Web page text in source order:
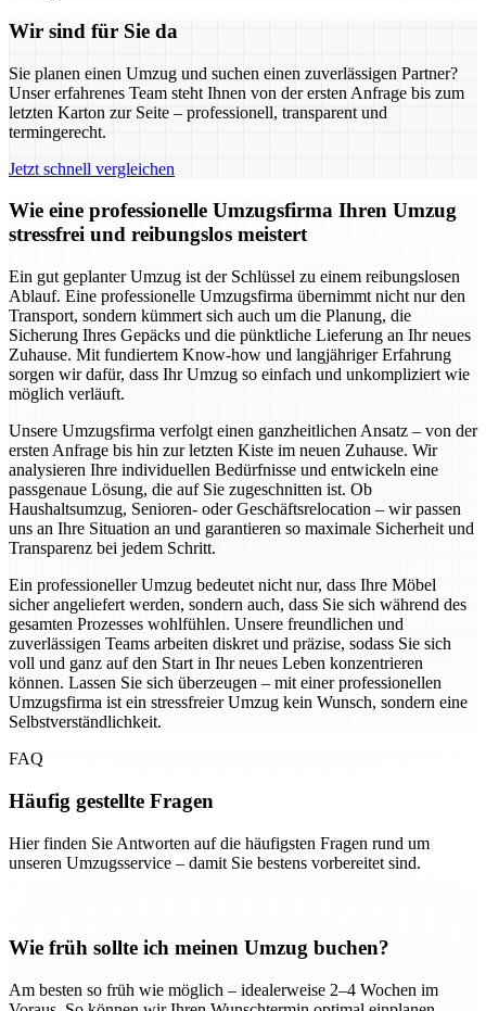
Wir sind für Sie da
Sie planen einen Umzug und suchen einen zuverlässigen Partner?
Unser erfahrenes Team steht Ihnen von der ersten Anfrage bis zum
letzten Karton zur Seite – professionell, transparent und
termingerecht.
Jetzt schnell vergleichen
Wie eine professionelle Umzugsfirma Ihren Umzug
stressfrei und reibungslos meistert
Ein gut geplanter Umzug ist der Schlüssel zu einem reibungslosen
Ablauf. Eine professionelle Umzugsfirma übernimmt nicht nur den
Transport, sondern kümmert sich auch um die Planung, die
Sicherung Ihres Gepäcks und die pünktliche Lieferung an Ihr neues
Zuhause. Mit fundiertem Know-how und langjähriger Erfahrung
sorgen wir dafür, dass Ihr Umzug so einfach und unkompliziert wie
möglich verläuft.
Unsere Umzugsfirma verfolgt einen ganzheitlichen Ansatz – von der
ersten Anfrage bis hin zur letzten Kiste im neuen Zuhause. Wir
analysieren Ihre individuellen Bedürfnisse und entwickeln eine
passgenaue Lösung, die auf Sie zugeschnitten ist. Ob
Haushaltsumzug, Senioren- oder Geschäftsrelocation – wir passen
uns an Ihre Situation an und garantieren so maximale Sicherheit und
Transparenz bei jedem Schritt.
Ein professioneller Umzug bedeutet nicht nur, dass Ihre Möbel
sicher angeliefert werden, sondern auch, dass Sie sich während des
gesamten Prozesses wohlfühlen. Unsere freundlichen und
zuverlässigen Teams arbeiten diskret und präzise, sodass Sie sich
voll und ganz auf den Start in Ihr neues Leben konzentrieren
können. Lassen Sie sich überzeugen – mit einer professionellen
Umzugsfirma ist ein stressfreier Umzug kein Wunsch, sondern eine
Selbstverständlichkeit.
FAQ
Häufig gestellte Fragen
Hier finden Sie Antworten auf die häufigsten Fragen rund um
unseren Umzugsservice – damit Sie bestens vorbereitet sind.
Wie früh sollte ich meinen Umzug buchen?
Am besten so früh wie möglich – idealerweise 2–4 Wochen im